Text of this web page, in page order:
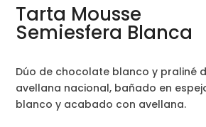
Tarta Mousse
Semiesfera Blanca
Dúo de chocolate blanco y praliné
avellana nacional, bañado en
blanco y acabado con avellana.